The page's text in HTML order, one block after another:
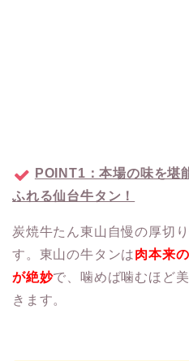
POINT1：本場の味を堪
ふれる仙台牛タン！
炭焼牛たん東山自慢の厚切
す。東山の牛タンは肉本来
が絶妙で、噛めば噛むほど
きます。